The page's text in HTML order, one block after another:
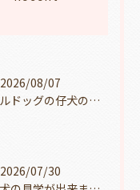
2026/08/07
ブルドッグの仔犬のお目目があきました👀💑🐶岐阜県養老町のブリーダーワンダフルパピーです。
2026/07/30